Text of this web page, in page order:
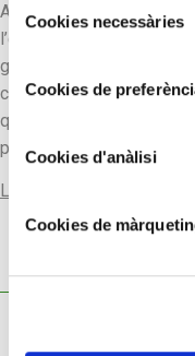
deCookies necessàries
Cookies de
Cookies d'anàlisi
Cookies de
Aquesta moneda
l’emperador Claudi
general Aule Plauci.
completar el domini
que, a més, va permetre
plata que hi havia.
Llegir-ne més